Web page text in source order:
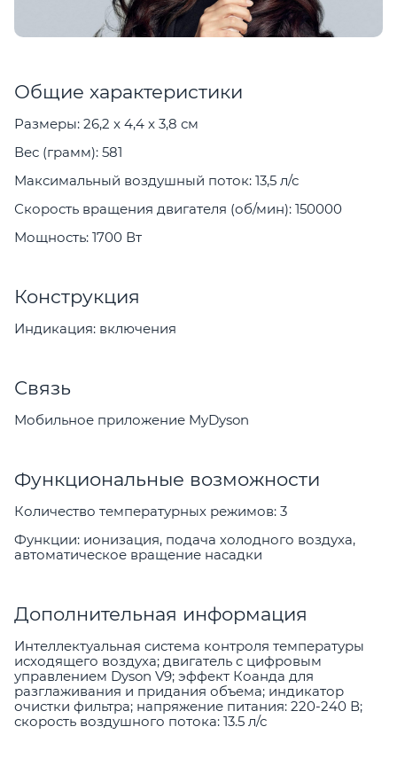
Общие характеристики
Размеры: 26,2 x 4,4 x 3,8 см
Вес (грамм): 581
Максимальный воздушный поток: 13,5 л/с
Скорость вращения двигателя (об/мин): 150000
Мощность: 1700 Вт
Конструкция
Индикация: включения
Связь
Мобильное приложение MyDyson
Функциональные возможности
Количество температурных режимов: 3
Функции: ионизация, подача холодного воздуха,
автоматическое вращение насадки
Дополнительная информация
Интеллектуальная система контроля температуры
исходящего воздуха; двигатель с цифровым
управлением Dyson V9; эффект Коанда для
разглаживания и придания объема; индикатор
очистки фильтра; напряжение питания: 220-240 В;
скорость воздушного потока: 13.5 л/с